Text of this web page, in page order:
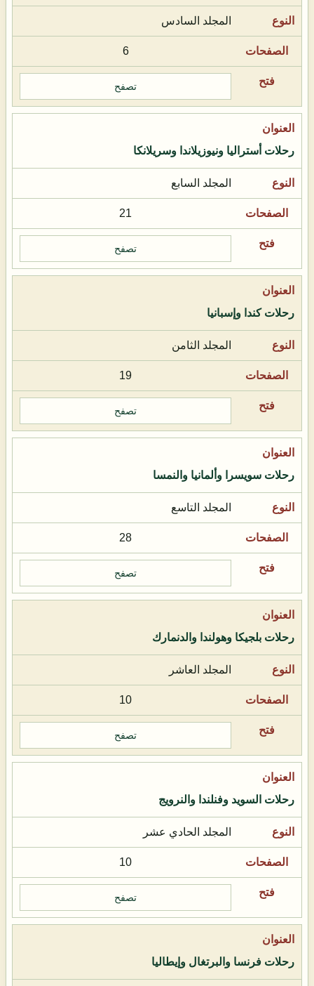
المجلد السادس
6
تصفح
رحلات أستراليا ونيوزيلاندا وسريلانكا
المجلد السابع
21
تصفح
رحلات كندا وإسبانيا
المجلد الثامن
19
تصفح
رحلات سويسرا وألمانيا والنمسا
المجلد التاسع
28
تصفح
رحلات بلجيكا وهولندا والدنمارك
المجلد العاشر
10
تصفح
رحلات السويد وفنلندا والنرويج
المجلد الحادي عشر
10
تصفح
رحلات فرنسا والبرتغال وإيطاليا